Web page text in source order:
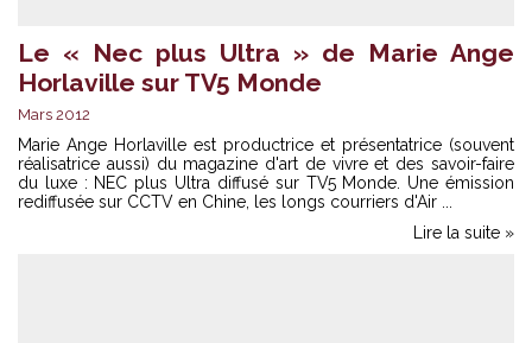
Le « Nec plus Ultra » de Marie Ange
Horlaville sur TV5 Monde
Mars 2012
Marie Ange Horlaville est productrice et présentatrice (souvent
réalisatrice aussi) du magazine d'art de vivre et des savoir-faire
du luxe : NEC plus Ultra diffusé sur TV5 Monde. Une émission
rediffusée sur CCTV en Chine, les longs courriers d'Air ...
Lire la suite »